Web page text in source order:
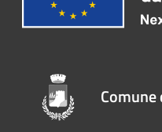
Comune